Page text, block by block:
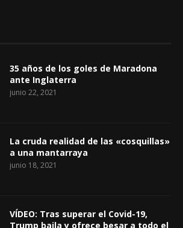
35 años de los goles de Maradona
ante Inglaterra
junio 22, 2021
La cruda realidad de las «cosquillas»
a una mantarraya
junio 18, 2021
VÍDEO: Tras superar el Covid-19,
Trump baila y ofrece besar a todo el